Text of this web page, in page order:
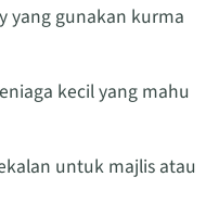
yang gunakan kurma
kecil yang mahu
untuk majlis atau